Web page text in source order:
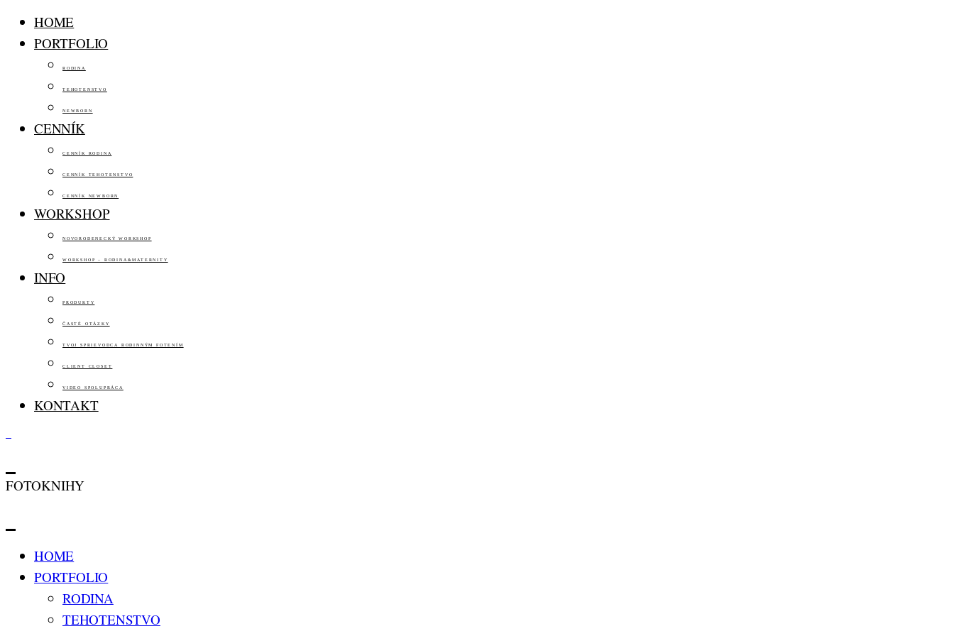
HOME
PORTFOLIO
RODINA
TEHOTENSTVO
NEWBORN
CENNÍK
CENNÍK RODINA
CENNÍK TEHOTENSTVO
CENNÍK NEWBORN
WORKSHOP
NOVORODENECKÝ WORKSHOP
WORKSHOP – RODINA&MATERNITY
INFO
PRODUKTY
ČASTÉ OTÁZKY
TVOJ SPRIEVODCA RODINNÝM FOTENÍM
CLIENT CLOSET
VIDEO SPOLUPRÁCA
KONTAKT
FOTOKNIHY
HOME
PORTFOLIO
RODINA
TEHOTENSTVO